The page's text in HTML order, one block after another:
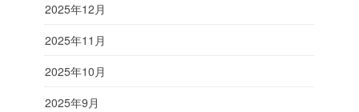
2025年12月
2025年11月
2025年10月
2025年9月